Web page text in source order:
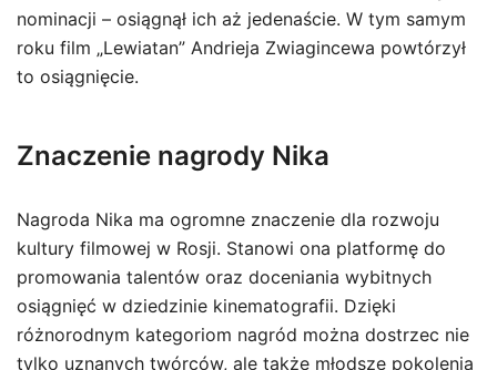
nominacji – osiągnął ich aż jedenaście. W tym samym
roku film „Lewiatan” Andrieja Zwiagincewa powtórzył
to osiągnięcie.
Znaczenie nagrody Nika
Nagroda Nika ma ogromne znaczenie dla rozwoju
kultury filmowej w Rosji. Stanowi ona platformę do
promowania talentów oraz doceniania wybitnych
osiągnięć w dziedzinie kinematografii. Dzięki
różnorodnym kategoriom nagród można dostrzec nie
tylko uznanych twórców, ale także młodsze pokolenia